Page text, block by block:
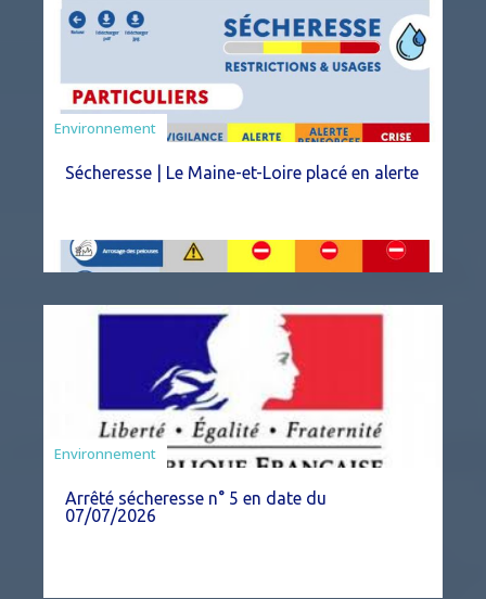
Environnement
Sécheresse | Le Maine-et-Loire placé en alerte
Agriculture
Environnement
Arrêté sécheresse n° 5 en date du
07/07/2026